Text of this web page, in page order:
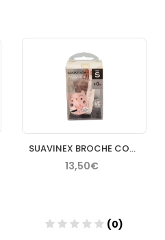
SUAVINEX BROCHE CON CINTA PREMIUM
13,50€
(0)